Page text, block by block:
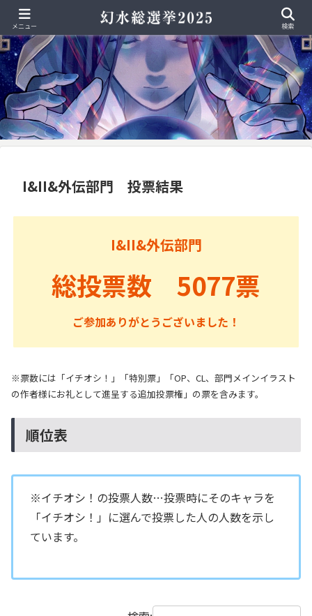
I&II&外伝部門 投票結果
I&II&外伝部門
総投票数 5077票
ご参加ありがとうございました！
※票数には「イチオシ！」「特別票」「OP、CL、部門メインイラスト
の作者様にお礼として進呈する追加投票権」の票を含みます。
順位表
※イチオシ！の投票人数…投票時にそのキャラを
「イチオシ！」に選んで投票した人の人数を示し
ています。
メニュー 検索